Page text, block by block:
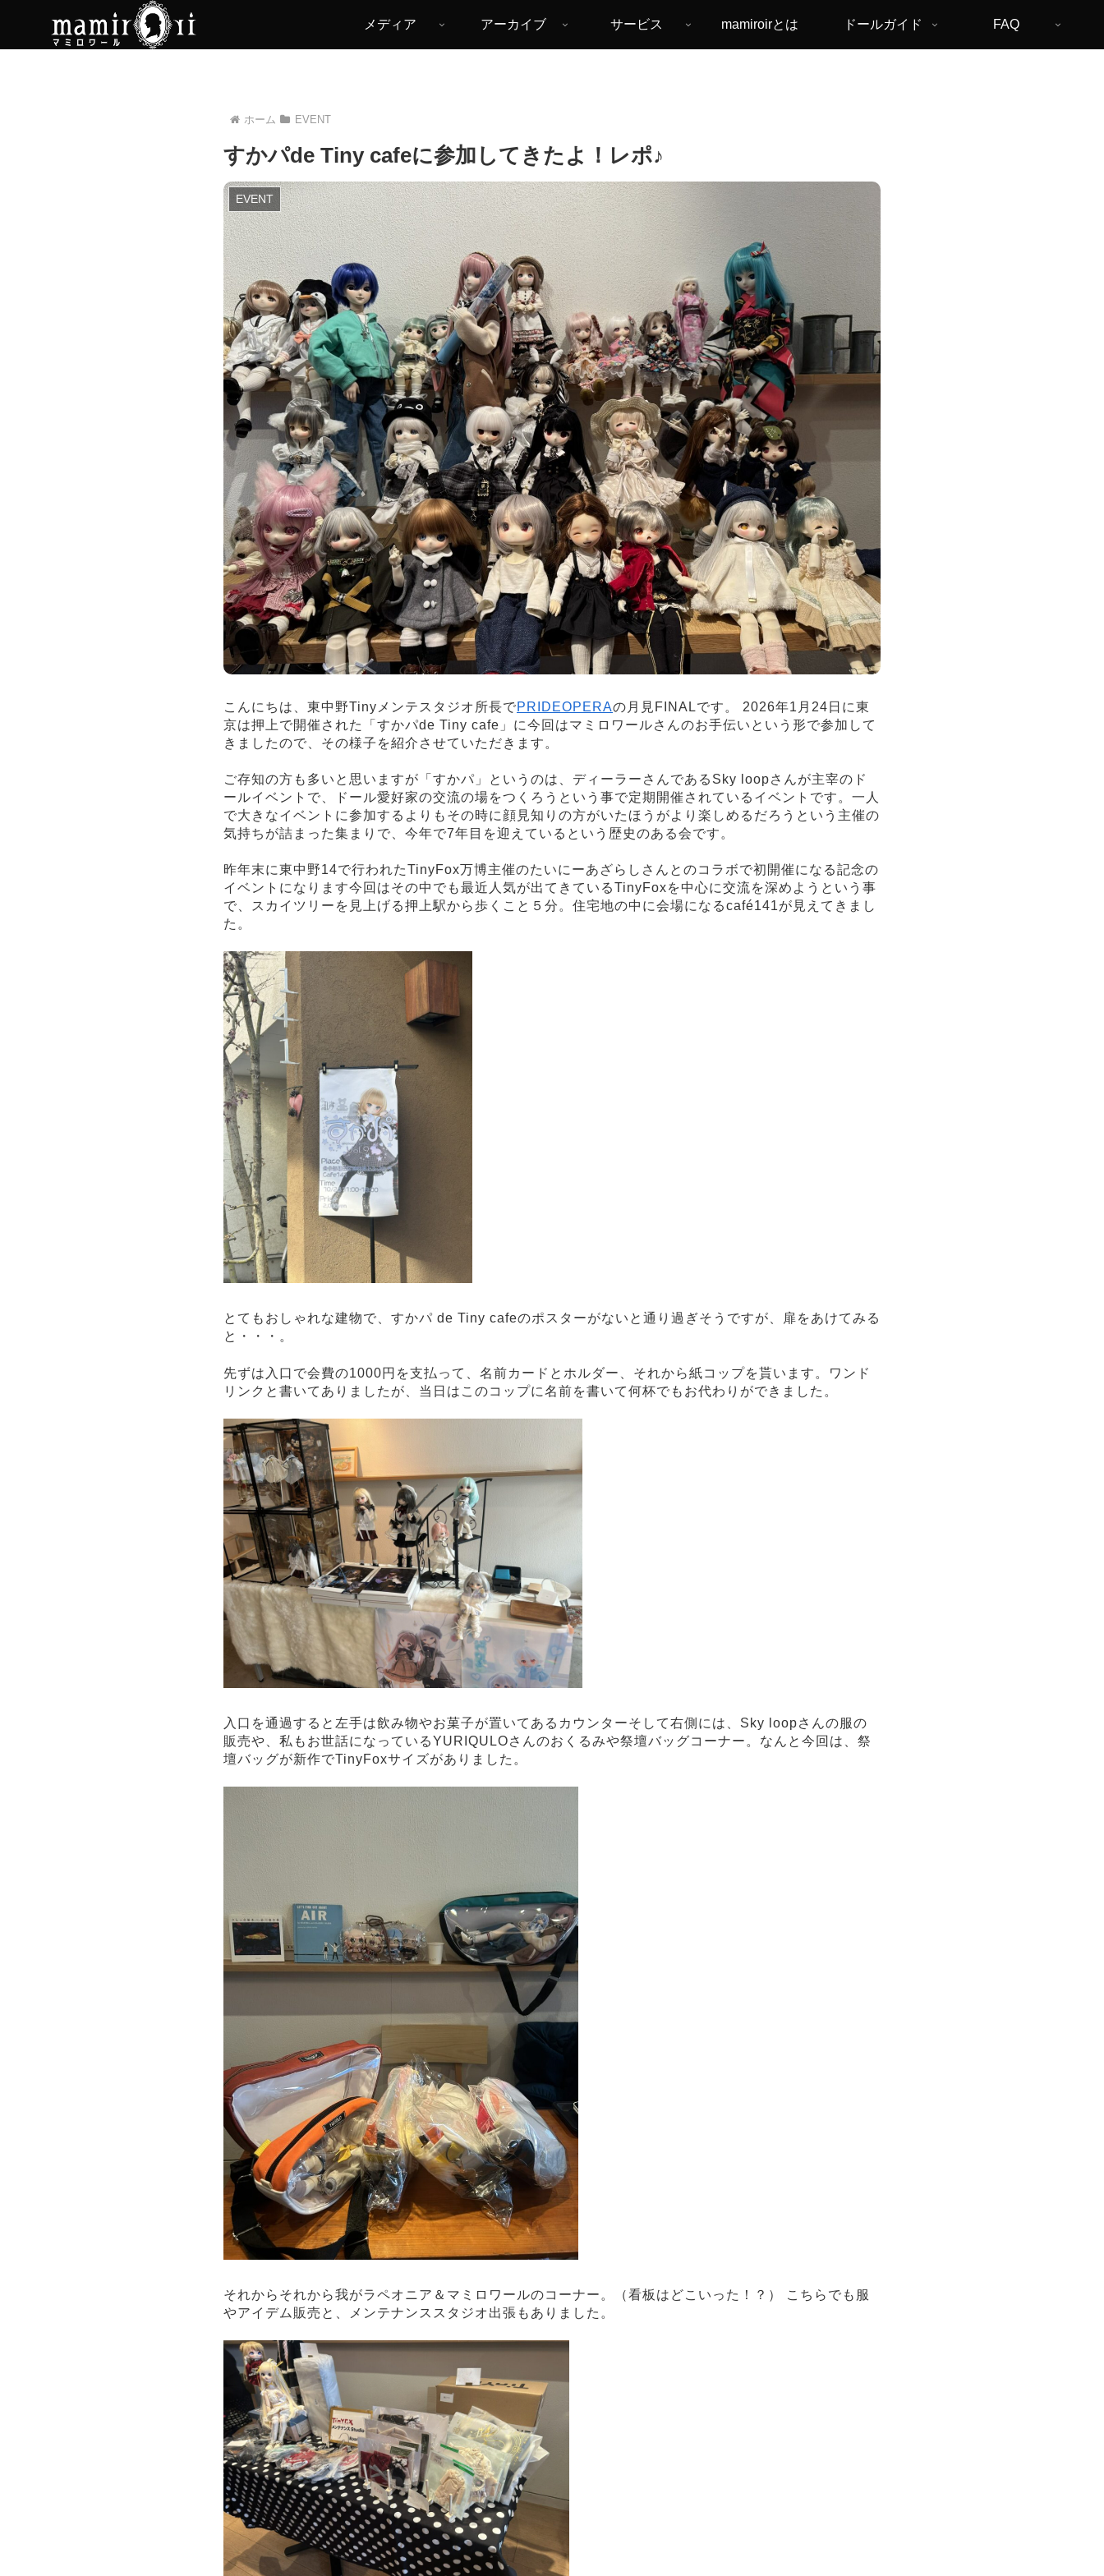
メディア アーカイブ サービス mamiroirとは ドールガイド FAQ
ホーム EVENT
すかパde Tiny cafeに参加してきたよ！レポ♪
EVENT
こんにちは、東中野Tinyメンテスタジオ所長でPRIDEOPERAの月見FINALです。 2026年1月24日に東
京は押上で開催された「すかパde Tiny cafe」に今回はマミロワールさんのお手伝いという形で参加して
きましたので、その様子を紹介させていただきます。
ご存知の方も多いと思いますが「すかパ」というのは、ディーラーさんであるSky loopさんが主宰のド
ールイベントで、ドール愛好家の交流の場をつくろうという事で定期開催されているイベントです。一人
で大きなイベントに参加するよりもその時に顔見知りの方がいたほうがより楽しめるだろうという主催の
気持ちが詰まった集まりで、今年で7年目を迎えているという歴史のある会です。
昨年末に東中野14で行われたTinyFox万博主催のたいにーあざらしさんとのコラボで初開催になる記念の
イベントになります今回はその中でも最近人気が出てきているTinyFoxを中心に交流を深めようという事
で、スカイツリーを見上げる押上駅から歩くこと５分。住宅地の中に会場になるcafé141が見えてきまし
た。
とてもおしゃれな建物で、すかパ de Tiny cafeのポスターがないと通り過ぎそうですが、扉をあけてみる
と・・・。
先ずは入口で会費の1000円を支払って、名前カードとホルダー、それから紙コップを貰います。ワンド
リンクと書いてありましたが、当日はこのコップに名前を書いて何杯でもお代わりができました。
入口を通過すると左手は飲み物やお菓子が置いてあるカウンターそして右側には、Sky loopさんの服の
販売や、私もお世話になっているYURIQULOさんのおくるみや祭壇バッグコーナー。なんと今回は、祭
壇バッグが新作でTinyFoxサイズがありました。
それからそれから我がラペオニア＆マミロワールのコーナー。（看板はどこいった！？） こちらでも服
やアイデム販売と、メンテナンススタジオ出張もありました。